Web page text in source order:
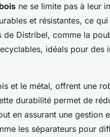
ne se limite pas à leur
et résistantes, ce
Distribel, comme la
idéals pour des
et le métal, offrent une
durabilité permet de
en assurant une gestion
les séparateurs pour